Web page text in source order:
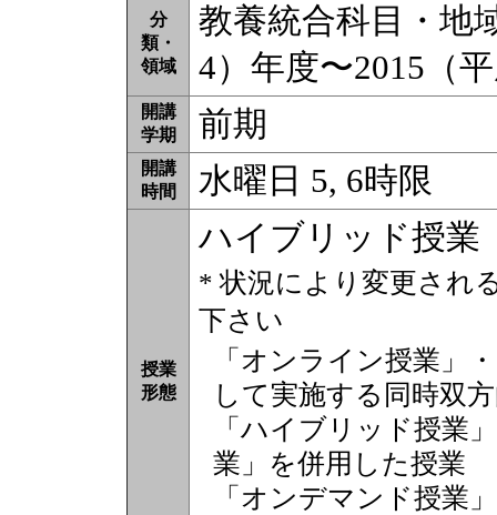
分
類・
領域
教養統合科目・地
4）年度〜2015（
開講
学期
前期
開講
時間
水曜日 5, 6時限
授業
形態
ハイブリッド授業
* 状況により変更され
下さい
「オンライン授業」
して実施する同時双
「ハイブリッド授業
業」を併用した授業
「オンデマンド授業